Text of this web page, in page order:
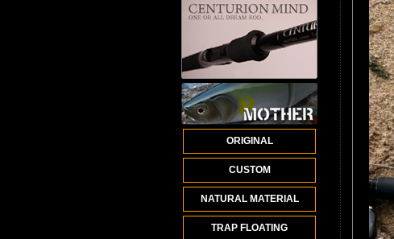
ORIGINAL
CUSTOM
NATURAL MATERIAL
TRAP FLOATING